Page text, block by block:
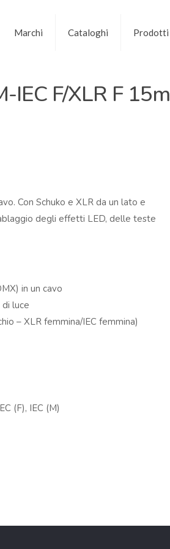
Marchi Cataloghi Prodotti
IEC F/XLR F 15m
Con Schuko e XLR da un lato e
degli effetti LED, delle teste
in un cavo
luce
– XLR femmina/IEC femmina)
(F), IEC (M)